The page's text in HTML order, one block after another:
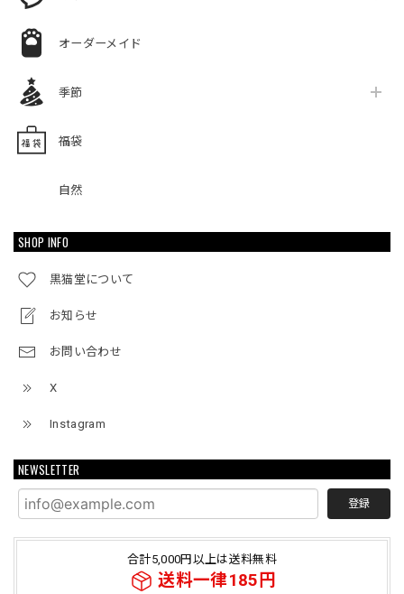
オーダーメイド
季節
福袋
自然
SHOP INFO
黒猫堂について
お知らせ
お問い合わせ
X
Instagram
NEWSLETTER
登録
合計5,000円以上は送料無料
送料一律185円